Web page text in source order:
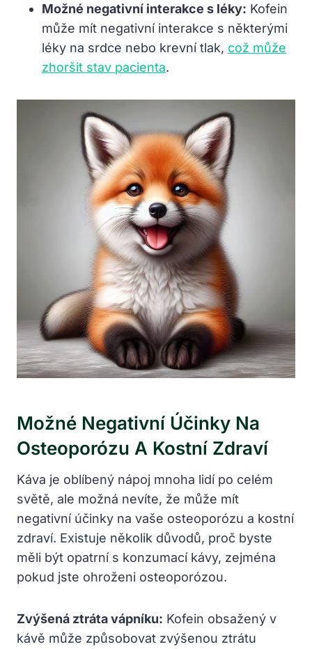
Možné negativní interakce s léky: Kofein
může mít negativní interakce s některými
léky na srdce nebo krevní tlak, což může
zhoršit stav pacienta.
Možné Negativní Účinky Na
Osteoporózu A Kostní Zdraví
Káva je oblíbený nápoj mnoha lidí po celém
světě, ale možná nevíte, že může mít
negativní účinky na vaše osteoporózu a kostní
zdraví. Existuje několik důvodů, proč byste
měli být opatrní s konzumací kávy, zejména
pokud jste ohroženi osteoporózou.
Zvýšená ztráta vápníku: Kofein obsažený v
kávě může způsobovat zvýšenou ztrátu